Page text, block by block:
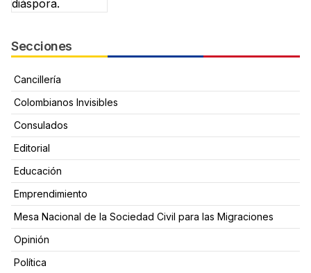
Secciones
Cancillería
Colombianos Invisibles
Consulados
Editorial
Educación
Emprendimiento
Mesa Nacional de la Sociedad Civil para las Migraciones
Opinión
Política